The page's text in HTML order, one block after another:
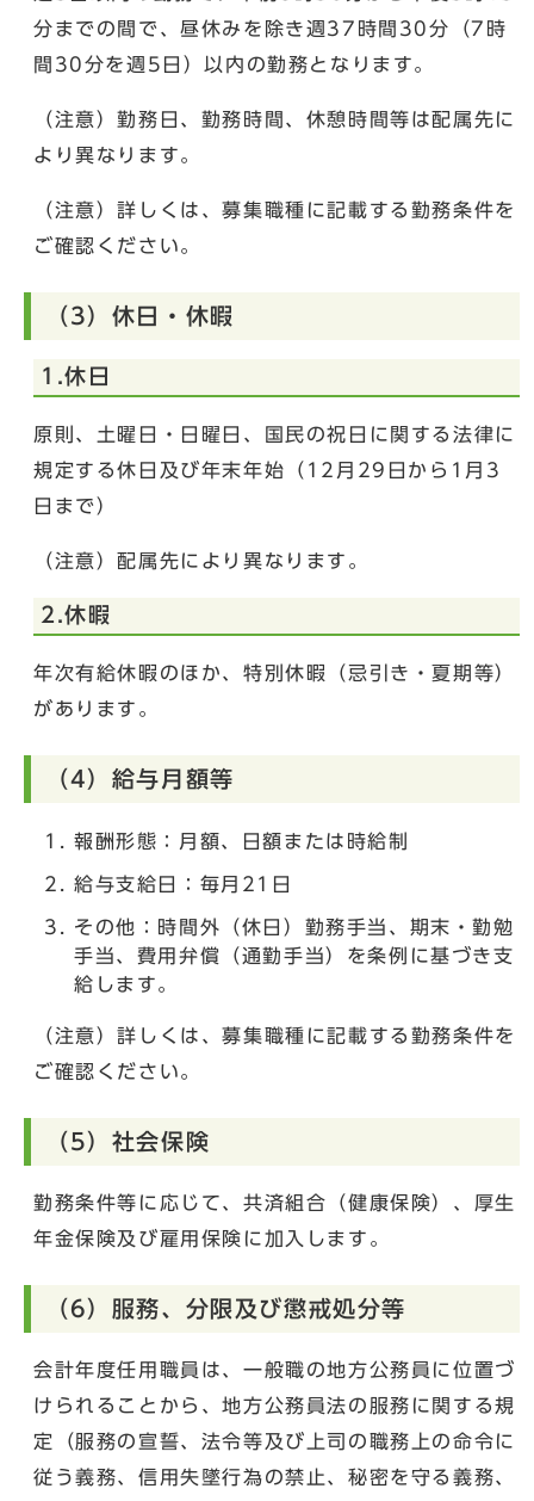
分までの間で、昼休みを除き週37時間30分（7時
間30分を週5日）以内の勤務となります。
（注意）勤務日、勤務時間、休憩時間等は配属先に
より異なります。
（注意）詳しくは、募集職種に記載する勤務条件を
ご確認ください。
（3）休日・休暇
1.休日
原則、土曜日・日曜日、国民の祝日に関する法律に
規定する休日及び年末年始（12月29日から1月3
日まで）
（注意）配属先により異なります。
2.休暇
年次有給休暇のほか、特別休暇（忌引き・夏期等）
があります。
（4）給与月額等
報酬形態：月額、日額または時給制
給与支給日：毎月21日
その他：時間外（休日）勤務手当、期末・勤勉
手当、費用弁償（通勤手当）を条例に基づき支
給します。
（注意）詳しくは、募集職種に記載する勤務条件を
ご確認ください。
（5）社会保険
勤務条件等に応じて、共済組合（健康保険）、厚生
年金保険及び雇用保険に加入します。
（6）服務、分限及び懲戒処分等
会計年度任用職員は、一般職の地方公務員に位置づ
けられることから、地方公務員法の服務に関する規
定（服務の宣誓、法令等及び上司の職務上の命令に
従う義務、信用失墜行為の禁止、秘密を守る義務、